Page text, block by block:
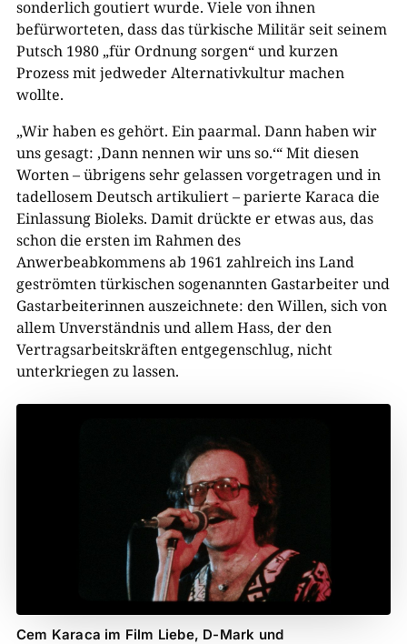
sonderlich goutiert wurde. Viele von ihnen
befürworteten, dass das türkische Militär seit seinem
Putsch 1980 „für Ordnung sorgen“ und kurzen
Prozess mit jedweder Alternativkultur machen
wollte.
„Wir haben es gehört. Ein paarmal. Dann haben wir
uns gesagt: ‚Dann nennen wir uns so.‘“ Mit diesen
Worten – übrigens sehr gelassen vorgetragen und in
tadellosem Deutsch artikuliert – parierte Karaca die
Einlassung Bioleks. Damit drückte er etwas aus, das
schon die ersten im Rahmen des
Anwerbeabkommens ab 1961 zahlreich ins Land
geströmten türkischen sogenannten Gastarbeiter und
Gastarbeiterinnen auszeichnete: den Willen, sich von
allem Unverständnis und allem Hass, der den
Vertragsarbeitskräften entgegenschlug, nicht
unterkriegen zu lassen.
Cem Karaca im Film Liebe, D-Mark und